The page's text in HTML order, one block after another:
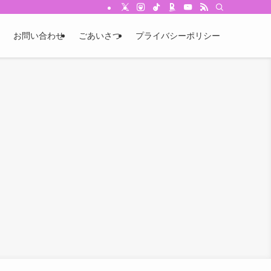
お問い合わせ ごあいさつ プライバシーポリシー